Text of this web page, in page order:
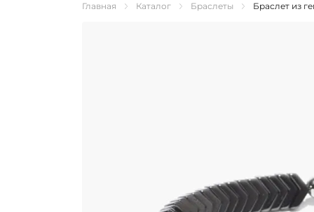
Главная Каталог Браслеты Браслет из